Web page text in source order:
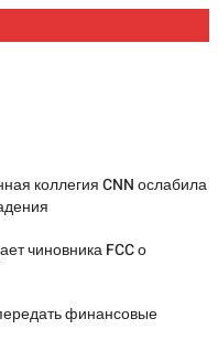
коллегия CNN ослабила
чиновника FCC о
финансовые